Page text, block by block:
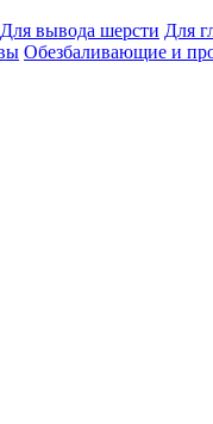
Для вывода шерсти Для
Обезбаливающие и